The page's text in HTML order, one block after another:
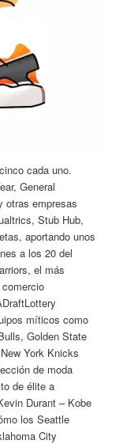
cada uno.
General
otras empresas
Stub Hub,
aportando unos
a los 20 del
el más
míticos como
Golden State
York Knicks
de moda
de élite a
Durant – Kobe
los Seattle
City